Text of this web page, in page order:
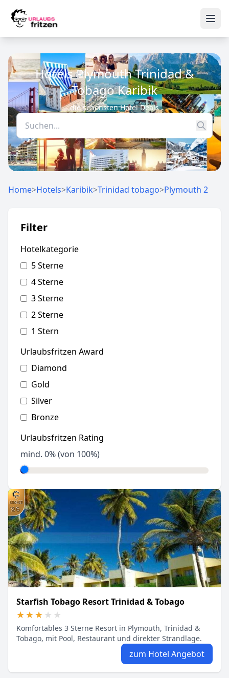
Hotels Plymouth Trinidad &
Tobago Karibik
die schönsten Hotel Deals
Home>Hotels>Karibik>Trinidad tobago>Plymouth 2
Filter
Hotelkategorie
5 Sterne
4 Sterne
3 Sterne
2 Sterne
1 Stern
Urlaubsfritzen Award
Diamond
Gold
Silver
Bronze
Urlaubsfritzen Rating
mind. 0% (von 100%)
Starfish Tobago Resort Trinidad & Tobago
★★★★★
★★★★★
Komfortables 3 Sterne Resort in Plymouth, Trinidad &
Tobago, mit Pool, Restaurant und direkter Strandlage.
zum Hotel Angebot